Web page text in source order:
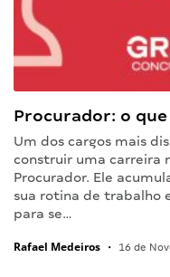
Procurador: o
Um dos cargos mais
construir uma carreira
Procurador. Ele
sua rotina de trabalho
para se…
Rafael Medeiros • 16 de